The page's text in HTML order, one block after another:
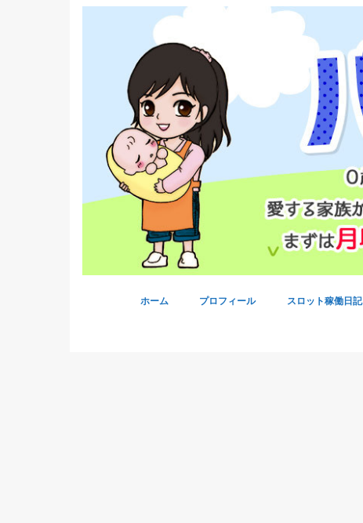
ホーム プロフィール スロット稼働日記